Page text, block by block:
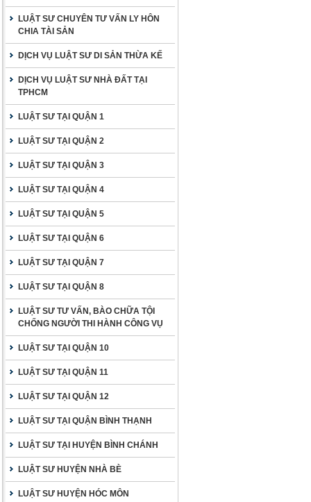
LUẬT SƯ CHUYÊN TƯ VẤN LY HÔN
CHIA TÀI SẢN
DỊCH VỤ LUẬT SƯ DI SẢN THỪA KẾ
DỊCH VỤ LUẬT SƯ NHÀ ĐẤT TẠI
TPHCM
LUẬT SƯ TẠI QUẬN 1
LUẬT SƯ TẠI QUẬN 2
LUẬT SƯ TẠI QUẬN 3
LUẬT SƯ TẠI QUẬN 4
LUẬT SƯ TẠI QUẬN 5
LUẬT SƯ TẠI QUẬN 6
LUẬT SƯ TẠI QUẬN 7
LUẬT SƯ TẠI QUẬN 8
LUẬT SƯ TƯ VẤN, BÀO CHỮA TỘI
CHỐNG NGƯỜI THI HÀNH CÔNG VỤ
LUẬT SƯ TẠI QUẬN 10
LUẬT SƯ TẠI QUẬN 11
LUẬT SƯ TẠI QUẬN 12
LUẬT SƯ TẠI QUẬN BÌNH THẠNH
LUẬT SƯ TẠI HUYỆN BÌNH CHÁNH
LUẬT SƯ HUYỆN NHÀ BÈ
LUẬT SƯ HUYỆN HÓC MÔN